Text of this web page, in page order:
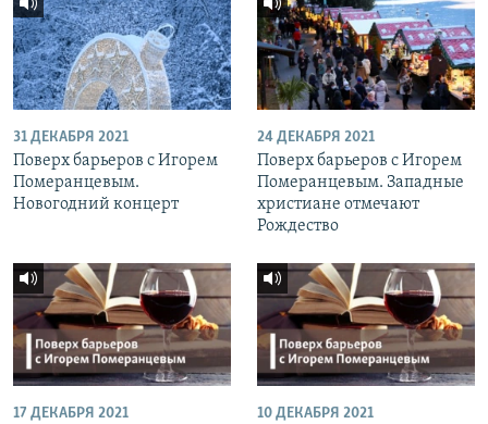
31 ДЕКАБРЯ 2021
Поверх барьеров с Игорем
Померанцевым.
Новогодний концерт
24 ДЕКАБРЯ 2021
Поверх барьеров с Игорем
Померанцевым. Западные
христиане отмечают
Рождество
17 ДЕКАБРЯ 2021 10 ДЕКАБРЯ 2021